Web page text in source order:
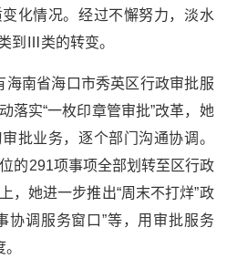
化情况。经过不懈努力，淡水
到Ⅲ类的转变。
海南省海口市秀英区行政审批服
落实“一枚印章管审批”改革，她
批业务，逐个部门沟通协调。
的291项事项全部划转至区行政
，她进一步推出“周末不打烊”政
协调服务窗口”等，用审批服务